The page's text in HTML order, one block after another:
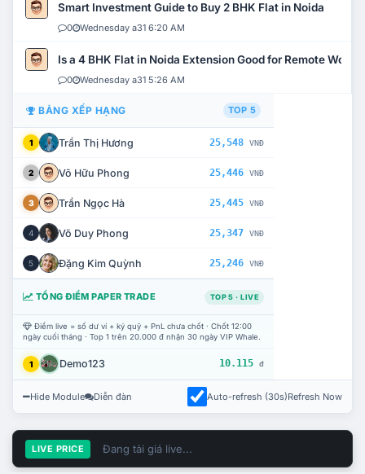
Smart Investment Guide to Buy 2 BHK Flat in Noida
0 Wednesday a31 6:20 AM
Is a 4 BHK Flat in Noida Extension Good for Remote Work?
0 Wednesday a31 5:26 AM
BẢNG XẾP HẠNG TOP 5
1 Trần Thị Hương 25,548 VNĐ
2 Võ Hữu Phong 25,446 VNĐ
3 Trần Ngọc Hà 25,445 VNĐ
4 Võ Duy Phong 25,347 VNĐ
5 Đặng Kim Quỳnh 25,246 VNĐ
TỔNG ĐIỂM PAPER TRADE TOP 5 · LIVE
Điểm live = số dư ví + ký quỹ + PnL chưa chốt · Chốt 12:00
ngày cuối tháng · Top 1 trên 20.000 đ nhận 30 ngày VIP Whale.
1 Demo123 10.115 đ
Hide Module Diễn đàn Auto-refresh (30s)Refresh Now
LIVE PRICE Đang tải giá live...